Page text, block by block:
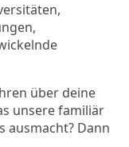
über deine
unsere familiär
ausmacht? Dann